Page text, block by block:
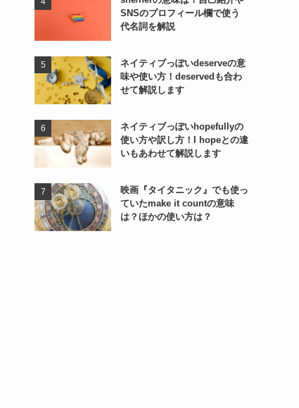
SNSのプロフィール欄で使う
代名詞を解説
ネイティブっぽいdeserveの意
味や使い方！deservedも合わ
せて解説します
ネイティブっぽいhopefullyの
使い方や訳し方！I hopeとの違
いもあわせて解説します
映画『タイタニック』でも使っ
ていたmake it countの意味
は？ほかの使い方は？